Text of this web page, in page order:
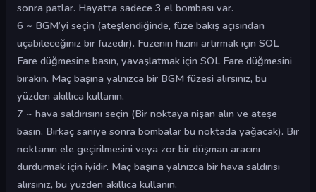
sonra patlar. Hayatta sadece 3 el bombası var.
6 ~ BGM’yi seçin (ateşlendiğinde, füze bakış açısından
uçabileceğiniz bir füzedir). Füzenin hızını artırmak için SOL
Fare düğmesine basın, yavaşlatmak için SOL Fare düğmesini
bırakın. Maç başına yalnızca bir BGM füzesi alırsınız, bu
yüzden akıllıca kullanın.
7 ~ hava saldırısını seçin (Bir noktaya nişan alın ve ateşe
basın. Birkaç saniye sonra bombalar bu noktada yağacak). Bir
noktanın ele geçirilmesini veya zor bir düşman aracını
durdurmak için iyidir. Maç başına yalnızca bir hava saldırısı
alırsınız, bu yüzden akıllıca kullanın.